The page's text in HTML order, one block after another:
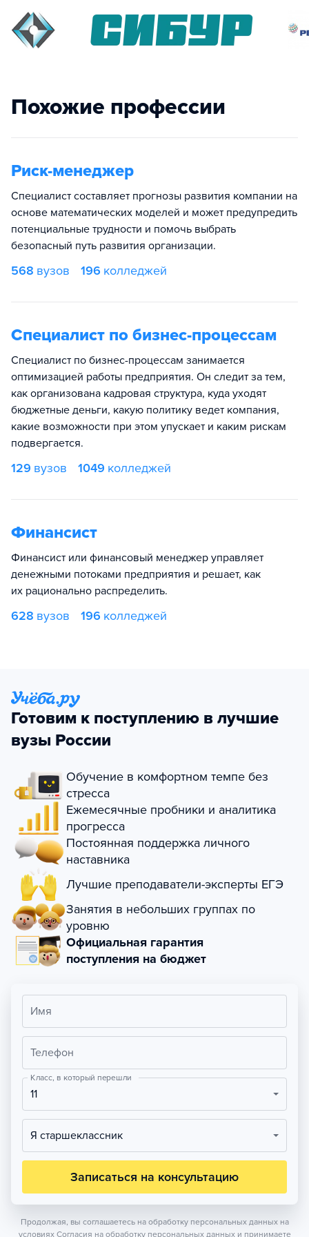
Похожие профессии
Риск-менеджер
Специалист составляет прогнозы развития компании на
основе математических моделей и может предупредить
потенциальные трудности и помочь выбрать
безопасный путь развития организации.
568 вузов 196 колледжей
Специалист по бизнес-процессам
Специалист по бизнес-процессам занимается
оптимизацией работы предприятия. Он следит за тем,
как организована кадровая структура, куда уходят
бюджетные деньги, какую политику ведет компания,
какие возможности при этом упускает и каким рискам
подвергается.
129 вузов 1049 колледжей
Финансист
Финансист или финансовый менеджер управляет
денежными потоками предприятия и решает, как
их рационально распределить.
628 вузов 196 колледжей
Готовим к поступлению в лучшие
вузы России
Обучение в комфортном темпе без
стресса
Ежемесячные пробники и аналитика
прогресса
Постоянная поддержка личного
наставника
Лучшие преподаватели-эксперты ЕГЭ
Занятия в небольших группах по
уровню
Официальная гарантия
поступления на бюджет
Имя
Телефон
Класс, в который перешли
11
Я старшеклассник
Записаться на консультацию
Продолжая, вы соглашаетесь на обработку персональных данных на
условиях Согласия на обработку персональных данных и принимаете